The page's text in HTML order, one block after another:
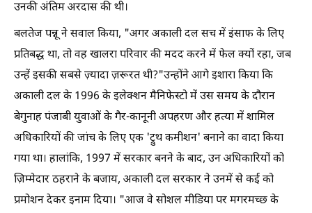
उनकी अंतिम अरदास की थी।
बलतेज पन्नू ने सवाल किया, "अगर अकाली दल सच में इंसाफ के लिए
प्रतिबद्ध था, तो वह खालरा परिवार की मदद करने में फेल क्यों रहा, जब
उन्हें इसकी सबसे ज़्यादा ज़रूरत थी?"उन्होंने आगे इशारा किया कि
अकाली दल के 1996 के इलेक्शन मैनिफेस्टो में उस समय के दौरान
बेगुनाह पंजाबी युवाओं के गैर-कानूनी अपहरण और हत्या में शामिल
अधिकारियों की जांच के लिए एक 'ट्रुथ कमीशन' बनाने का वादा किया
गया था। हालांकि, 1997 में सरकार बनने के बाद, उन अधिकारियों को
ज़िम्मेदार ठहराने के बजाय, अकाली दल सरकार ने उनमें से कई को
प्रमोशन देकर इनाम दिया। "आज वे सोशल मीडिया पर मगरमच्छ के